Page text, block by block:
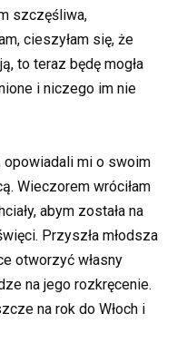
szczęśliwa,
cieszyłam się, że
to teraz będę mogła
i niczego im nie
opowiadali mi o swoim
Wieczorem wróciłam
abym została na
Przyszła młodsza
otworzyć własny
na jego rozkręcenie.
na rok do Włoch i